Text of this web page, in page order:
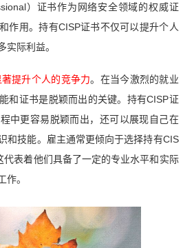
）证书作为网络安全领域的权威证
作用。持有CISP证书不仅可以提升个人
实际利益。
提升个人的竞争力。在当今激烈的就业
和证书是脱颖而出的关键。持有CISP证
中更容易脱颖而出，还可以展现自己在
和技能。雇主通常更倾向于选择持有CIS
代表着他们具备了一定的专业水平和实际
作。